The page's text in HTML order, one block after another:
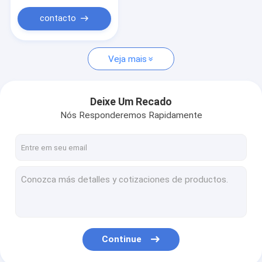
Engrenagem protetora de encaixotamento
Equipamento exterior do entretenimento
contacto
Veja mais
Deixe Um Recado
Nós Responderemos Rapidamente
Continue